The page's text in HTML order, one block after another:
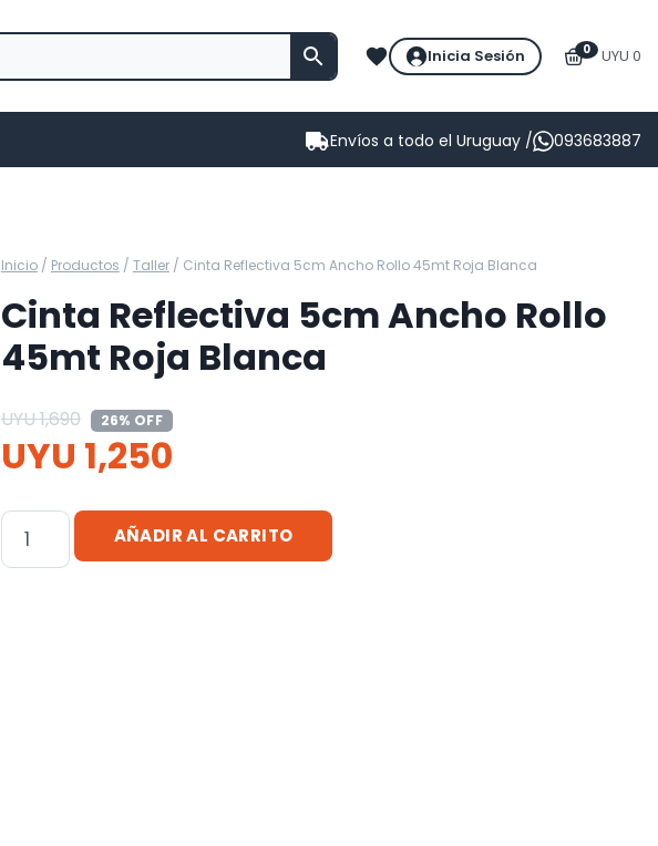
Inicia Sesión 0 UYU 0
Envíos a todo el Uruguay / 093683887
Inicio / Productos / Taller / Cinta Reflectiva 5cm Ancho Rollo 45mt Roja Blanca
Cinta Reflectiva 5cm Ancho Rollo
45mt Roja Blanca
UYU1,690 26% OFF
UYU 1,250
Cinta
Reflectiva
AÑADIR AL CARRITO